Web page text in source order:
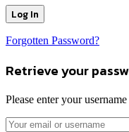
Forgotten Password?
Retrieve your
Please enter your